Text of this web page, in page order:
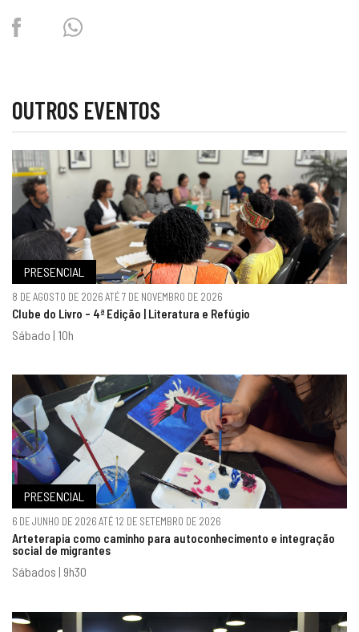
FacebookTwitterWhatsapp
OUTROS EVENTOS
PRESENCIAL
8 DE AGOSTO DE 2026 ATÉ 7 DE NOVEMBRO DE 2026
Clube do Livro - 4ª Edição | Literatura e Refúgio
Sábado | 10h
PRESENCIAL
6 DE JUNHO DE 2026 ATÉ 12 DE SETEMBRO DE 2026
Arteterapia como caminho para autoconhecimento e integração
social de migrantes
Sábados | 9h30